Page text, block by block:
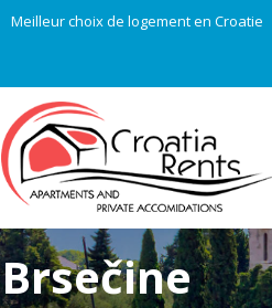
Meilleur choix de logement en Croatie
Brsečine